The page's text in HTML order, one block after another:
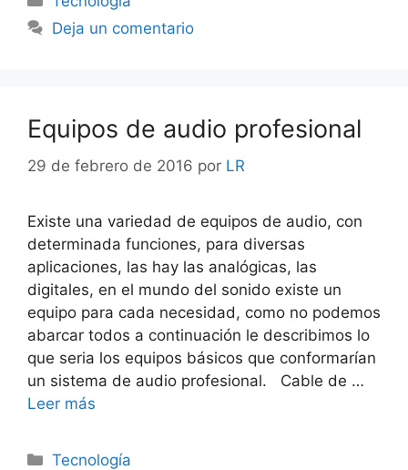
Deja un comentario
Equipos de audio profesional
29 de febrero de 2016 por LR
Existe una variedad de equipos de audio, con
determinada funciones, para diversas
aplicaciones, las hay las analógicas, las
digitales, en el mundo del sonido existe un
equipo para cada necesidad, como no podemos
abarcar todos a continuación le describimos lo
que seria los equipos básicos que conformarían
un sistema de audio profesional. Cable de …
Leer más
Categorías
Tecnología